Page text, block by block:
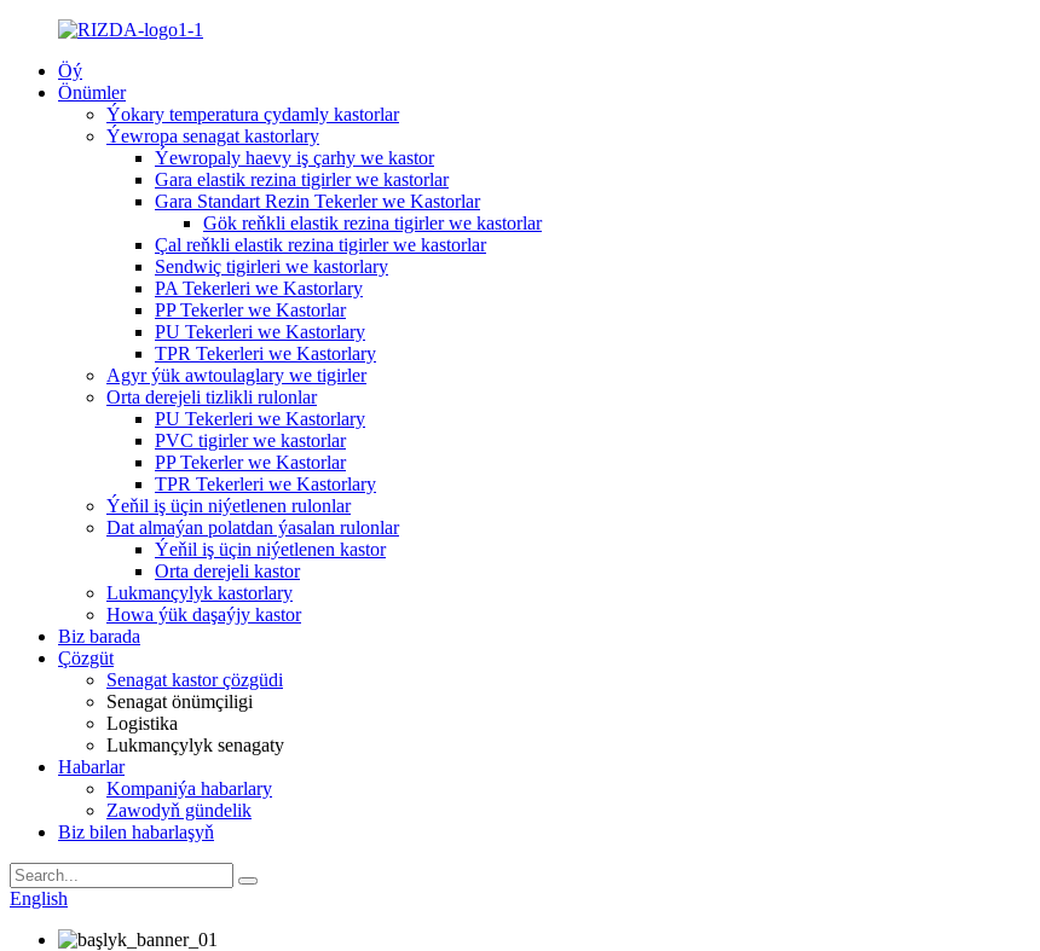
Öý
Önümler
Ýokary temperatura çydamly kastorlar
Ýewropa senagat kastorlary
Ýewropaly haevy iş çarhy we kastor
Gara elastik rezina tigirler we kastorlar
Gara Standart Rezin Tekerler we Kastorlar
Gök reňkli elastik rezina tigirler we kastorlar
Çal reňkli elastik rezina tigirler we kastorlar
Sendwiç tigirleri we kastorlary
PA Tekerleri we Kastorlary
PP Tekerler we Kastorlar
PU Tekerleri we Kastorlary
TPR Tekerleri we Kastorlary
Agyr ýük awtoulaglary we tigirler
Orta derejeli tizlikli rulonlar
PU Tekerleri we Kastorlary
PVC tigirler we kastorlar
PP Tekerler we Kastorlar
TPR Tekerleri we Kastorlary
Ýeňil iş üçin niýetlenen rulonlar
Dat almaýan polatdan ýasalan rulonlar
Ýeňil iş üçin niýetlenen kastor
Orta derejeli kastor
Lukmançylyk kastorlary
Howa ýük daşaýjy kastor
Biz barada
Çözgüt
Senagat kastor çözgüdi
Senagat önümçiligi
Logistika
Lukmançylyk senagaty
Habarlar
Kompaniýa habarlary
Zawodyň gündelik
Biz bilen habarlaşyň
English